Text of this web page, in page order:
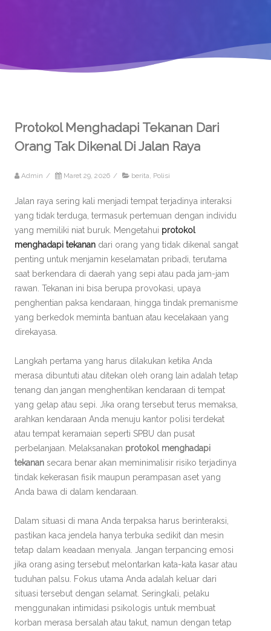
Protokol Menghadapi Tekanan Dari
Orang Tak Dikenal Di Jalan Raya
Admin / Maret 29, 2026 / berita Polisi
Jalan raya sering kali menjadi tempat terjadinya interaksi
yang tidak terduga, termasuk pertemuan dengan individu
yang memiliki niat buruk. Mengetahui protokol
menghadapi tekanan dari orang yang tidak dikenal sangat
penting untuk menjamin keselamatan pribadi, terutama
saat berkendara di daerah yang sepi atau pada jam-jam
rawan. Tekanan ini bisa berupa provokasi, upaya
penghentian paksa kendaraan, hingga tindak premanisme
yang berkedok meminta bantuan atau kecelakaan yang
direkayasa.
Langkah pertama yang harus dilakukan ketika Anda
merasa dibuntuti atau ditekan oleh orang lain adalah tetap
tenang dan jangan menghentikan kendaraan di tempat
yang gelap atau sepi. Jika orang tersebut terus memaksa,
arahkan kendaraan Anda menuju kantor polisi terdekat
atau tempat keramaian seperti SPBU dan pusat
perbelanjaan. Melaksanakan protokol menghadapi
tekanan secara benar akan meminimalisir risiko terjadinya
tindak kekerasan fisik maupun perampasan aset yang
Anda bawa di dalam kendaraan.
Dalam situasi di mana Anda terpaksa harus berinteraksi,
pastikan kaca jendela hanya terbuka sedikit dan mesin
tetap dalam keadaan menyala. Jangan terpancing emosi
jika orang asing tersebut melontarkan kata-kata kasar atau
tuduhan palsu. Fokus utama Anda adalah keluar dari
situasi tersebut dengan selamat. Seringkali, pelaku
menggunakan intimidasi psikologis untuk membuat
korban merasa bersalah atau takut, namun dengan tetap